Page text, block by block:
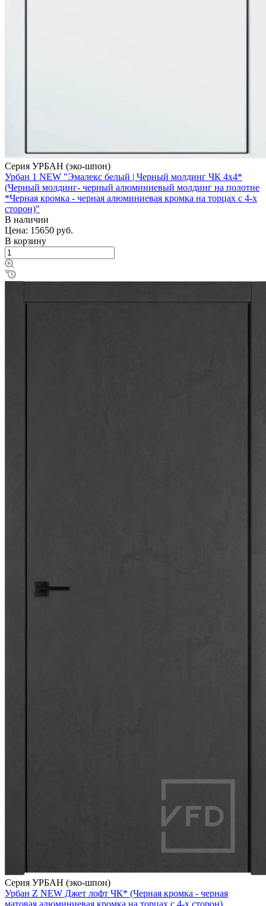
Серия УРБАН (эко-шпон)
Урбан 1 NEW "Эмалекс белый | Черный молдинг ЧК 4x4*
(Черный молдинг- черный алюминиевый молдинг на полотне
*Черная кромка - черная алюминиевая кромка на торцах с 4-х
сторон)"
В наличии
Цена: 15650 руб.
В корзину
Серия УРБАН (эко-шпон)
Урбан Z NEW Джет лофт ЧК* (Черная кромка - черная